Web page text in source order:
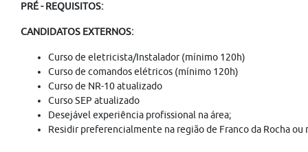
PRÉ - REQUISITOS:
CANDIDATOS EXTERNOS:
Curso de eletricista/Instalador (mínimo 120h)
Curso de comandos elétricos (mínimo 120h)
Curso de NR-10 atualizado
Curso SEP atualizado
Desejável experiência profissional na área;
Residir preferencialmente na região de Franco da Rocha